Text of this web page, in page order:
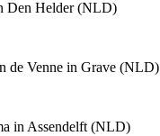
Den Helder (NLD)
de Venne in Grave (NLD)
in Assendelft (NLD)